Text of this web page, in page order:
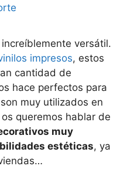
versátil.
impresos, estos
cantidad de
hace perfectos para
muy utilizados en
queremos hablar de
muy
estéticas, ya